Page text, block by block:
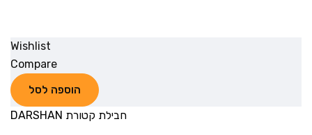
Wishlist
Compare
הוספה לסל
חבילת קטורת DARSHAN